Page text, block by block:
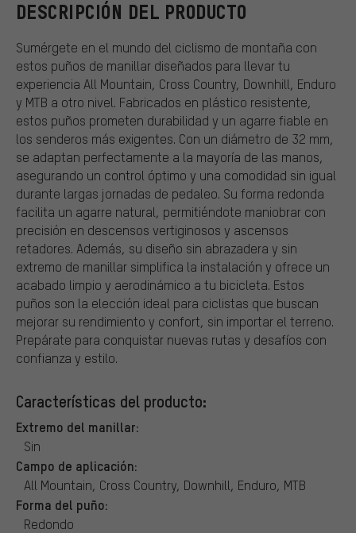
DESCRIPCIÓN DEL PRODUCTO
Sumérgete en el mundo del ciclismo de montaña con
estos puños de manillar diseñados para llevar tu
experiencia All Mountain, Cross Country, Downhill, Enduro
y MTB a otro nivel. Fabricados en plástico resistente,
estos puños prometen durabilidad y un agarre fiable en
los senderos más exigentes. Con un diámetro de 32 mm,
se adaptan perfectamente a la mayoría de las manos,
asegurando un control óptimo y una comodidad sin igual
durante largas jornadas de pedaleo. Su forma redonda
facilita un agarre natural, permitiéndote maniobrar con
precisión en descensos vertiginosos y ascensos
retadores. Además, su diseño sin abrazadera y sin
extremo de manillar simplifica la instalación y ofrece un
acabado limpio y aerodinámico a tu bicicleta. Estos
puños son la elección ideal para ciclistas que buscan
mejorar su rendimiento y confort, sin importar el terreno.
Prepárate para conquistar nuevas rutas y desafíos con
confianza y estilo.
Características del producto:
Extremo del manillar:
Sin
Campo de aplicación:
All Mountain, Cross Country, Downhill, Enduro, MTB
Forma del puño:
Redondo